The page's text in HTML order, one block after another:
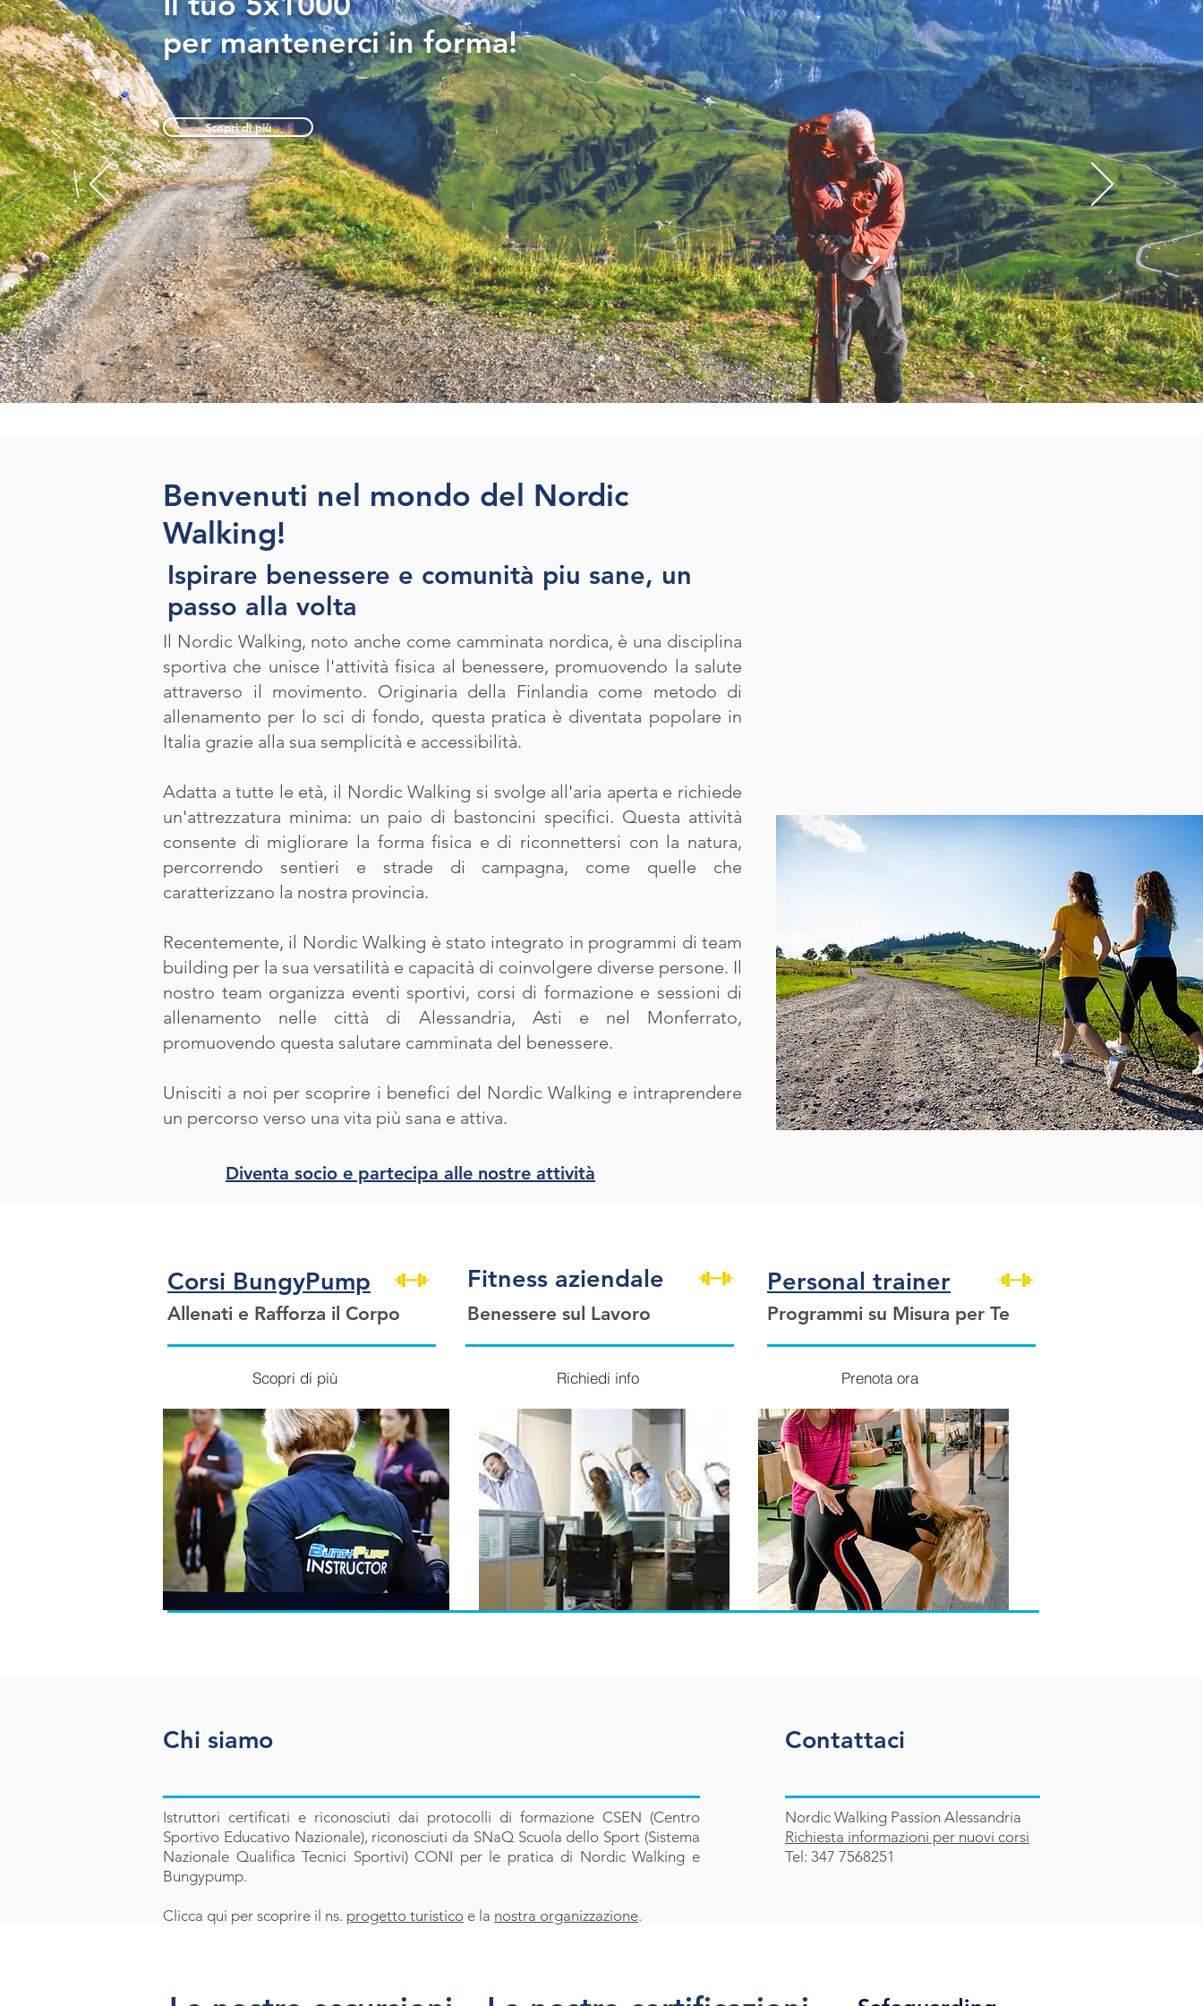
per mantenerci in forma!
Scopri di più
Benvenuti nel mondo del Nordic
Walking!
Ispirare benessere e comunità piu sane, un
passo alla volta
Il Nordic Walking, noto anche come camminata nordica, è una disciplina
sportiva che unisce l'attività fisica al benessere, promuovendo la salute
attraverso il movimento. Originaria della Finlandia come metodo di
allenamento per lo sci di fondo, questa pratica è diventata popolare in
Italia grazie alla sua semplicità e accessibilità.
Adatta a tutte le età, il Nordic Walking si svolge all'aria aperta e richiede
un'attrezzatura minima: un paio di bastoncini specifici. Questa attività
consente di migliorare la forma fisica e di riconnettersi con la natura,
percorrendo sentieri e strade di campagna, come quelle che
caratterizzano la nostra provincia.
Recentemente, il Nordic Walking è stato integrato in programmi di team
building per la sua versatilità e capacità di coinvolgere diverse persone. Il
nostro team organizza eventi sportivi, corsi di formazione e sessioni di
allenamento nelle città di Alessandria, Asti e nel Monferrato,
promuovendo questa salutare camminata del benessere.
Unisciti a noi per scoprire i benefici del Nordic Walking e intraprendere
un percorso verso una vita più sana e attiva.
Diventa socio e partecipa alle nostre attività
Corsi BungyPump
Allenati e Rafforza il Corpo
Scopri di più
Fitness aziendale
Benessere sul Lavoro
Richiedi info
Personal trainer
Programmi su Misura per Te
Prenota ora
Chi siamo
Istruttori certificati e riconosciuti dai protocolli di formazione CSEN (Centro
Sportivo Educativo Nazionale), riconosciuti da SNaQ Scuola dello Sport (Sistema
Nazionale Qualifica Tecnici Sportivi) CONI per le pratica di Nordic Walking e
Bungypump.
Clicca qui per scoprire il ns. progetto turistico e la nostra organizzazione.
Contattaci
Nordic Walking Passion Alessandria
Richiesta informazioni per nuovi corsi
Tel: 347 7568251